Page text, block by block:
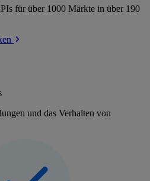
für über 1000 Märkte in über 190
und das Verhalten von